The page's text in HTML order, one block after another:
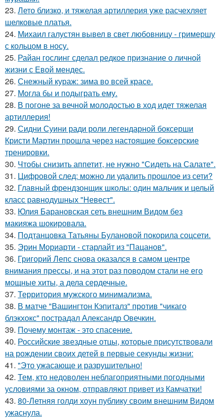
23. Лето близко, и тяжелая артиллерия уже расчехляет
шелковые платья.
24. Михаил галустян вывел в свет любовницу - гримершу
с кольцом в носу.
25. Райан гослинг сделал редкое признание о личной
жизни с Евой мендес.
26. Снежный кураж: зима во всей красе.
27. Могла бы и подыграть ему.
28. В погоне за вечной молодостью в ход идет тяжелая
артиллерия!
29. Сидни Суини ради роли легендарной боксерши
Кристи Мартин прошла через настоящие боксерские
тренировки.
30. Чтобы снизить аппетит, не нужно "Сидеть на Салате".
31. Цифровой след: можно ли удалить прошлое из сети?
32. Главный френдзонщик школы: один мальчик и целый
класс равнодушных "Невест".
33. Юлия Барановская сеть внешним Видом без
макияжа шокировала.
34. Подтанцовка Татьяны Булановой покорила соцсети.
35. Эрин Мориарти - старлайт из "Пацанов".
36. Григорий Лепс снова оказался в самом центре
внимания прессы, и на этот раз поводом стали не его
мощные хиты, а дела сердечные.
37. Территория мужского минимализма.
38. В матче "Вашингтон Кэпиталз" против "чикаго
блэкхокс" пострадал Александр Овечкин.
39. Почему монтаж - это спасение.
40. Российские звездные отцы, которые присутствовали
на рождении своих детей в первые секунды жизни:
41. "Это ужасающе и разрушительно!
42. Тем, кто недоволен неблагоприятными погодными
условиями за окном, отправляют привет из Камчатки!
43. 80-Летняя голди хоун публику своим внешним Видом
ужаснула.